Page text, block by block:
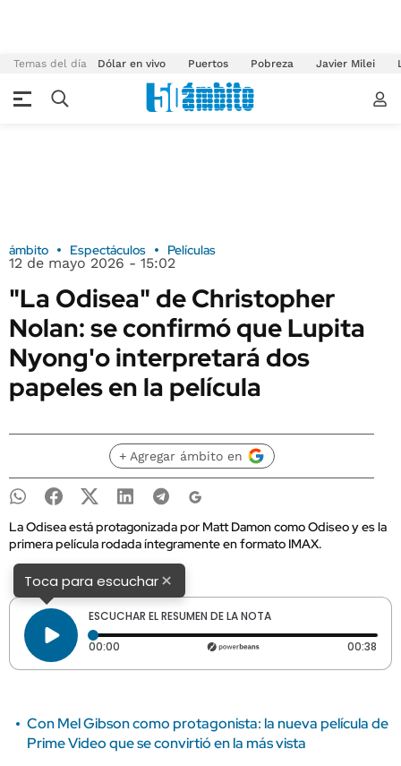
Temas del día Dólar en vivo Puertos Pobreza Javier Milei
ámbito Espectáculos Películas
12 de mayo 2026 - 15:02
"La Odisea" de Christopher
Nolan: se confirmó que Lupita
Nyong'o interpretará dos
papeles en la película
+ Agregar ámbito en
La Odisea está protagonizada por Matt Damon como Odiseo y es la
primera película rodada íntegramente en formato IMAX.
Toca para escuchar×
ESCUCHAR EL RESUMEN DE LA NOTA
00:00 Tiempo transcurrido: 0 segundos 00:38
Con Mel Gibson como protagonista: la nueva película de
Prime Video que se convirtió en la más vista